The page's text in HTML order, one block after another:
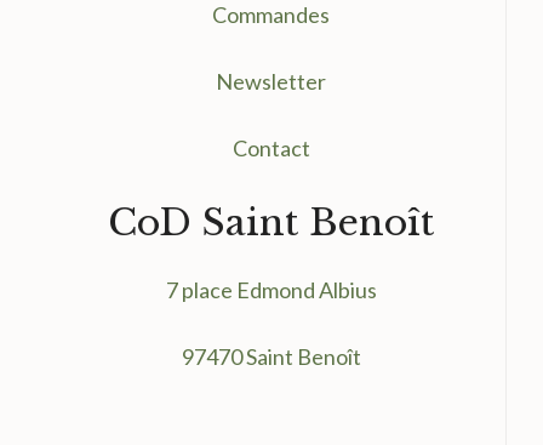
Commandes
Newsletter
Contact
CoD Saint Benoît
7 place Edmond Albius
97470 Saint Benoît